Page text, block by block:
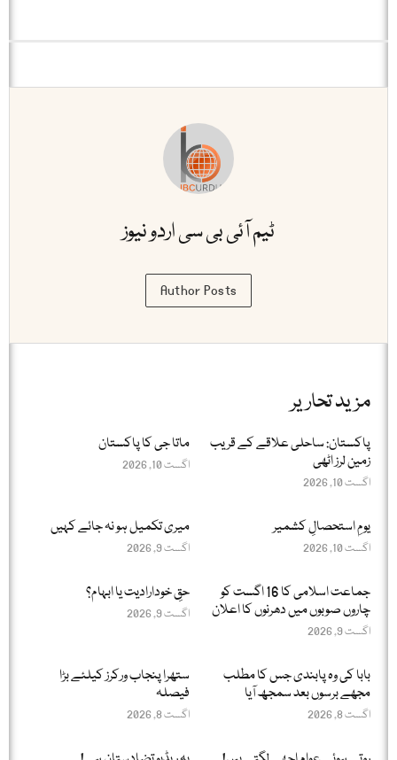
ٹیم آئی بی سی اردو نیوز
Author Posts
مزید تحاریر
پاکستان: ساحلی علاقے کے قریب
زمین لرز اٹھی
اگست 10, 2026
ماتا جی کا پاکستان
اگست 10, 2026
یومِ استحصالِ کشمیر
اگست 10, 2026
میری تکمیل ہو نہ جائے کہیں
اگست 9, 2026
جماعت اسلامی کا 16 اگست کو
چاروں صوبوں میں دھرنوں کا اعلان
اگست 9, 2026
حقِ خودارادیت یا ابہام؟
اگست 9, 2026
بابا کی وہ پابندی جس کا مطلب
مجھے برسوں بعد سمجھ آیا
اگست 8, 2026
ستھرا پنجاب ورکرز کیلئے بڑا
فیصلہ
اگست 8, 2026